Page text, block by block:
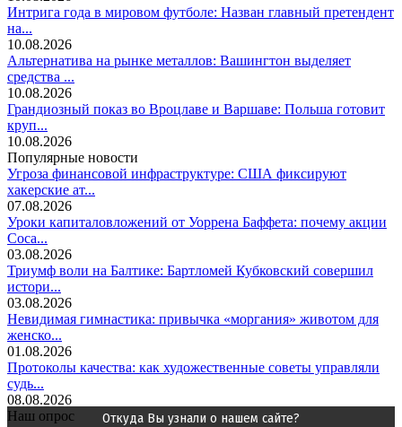
Интрига года в мировом футболе: Назван главный претендент
на...
10.08.2026
Альтернатива на рынке металлов: Вашингтон выделяет
средства ...
10.08.2026
Грандиозный показ во Вроцлаве и Варшаве: Польша готовит
круп...
10.08.2026
Популярные новости
Угроза финансовой инфраструктуре: США фиксируют
хакерские ат...
07.08.2026
Уроки капиталовложений от Уоррена Баффета: почему акции
Coca...
03.08.2026
Триумф воли на Балтике: Бартломей Кубковский совершил
истори...
03.08.2026
Невидимая гимнастика: привычка «моргания» животом для
женско...
01.08.2026
Протоколы качества: как художественные советы управляли
судь...
08.08.2026
Наш опрос
Откуда Вы узнали о нашем сайте?